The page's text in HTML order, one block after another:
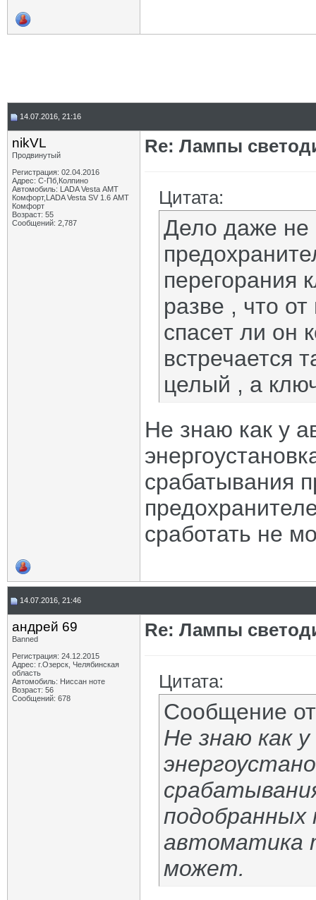
14.07.2016, 21:16
nikVL
Продвинутый
Регистрация: 02.04.2016
Адрес: С-Пб,Колпино
Автомобиль: LADA Vesta АМТ
Комфорт,LADA Vesta SV 1.6 АМТ
Комфорт
Возраст: 55
Сообщений: 2,787
Re: Лампы
Цитата:
Дело даже не
перегорания
разве , что
спасет ли он
встречается
целый , а
Не знаю как у
срабатывания
сработать не
14.07.2016, 21:46
андрей 69
Banned
Регистрация: 24.12.2015
Адрес: г.Озерск, Челябинская
область
Автомобиль: Ниссан ноте
Возраст: 56
Сообщений: 678
Re: Лампы
Цитата:
Сообщение
Не знаю как
подобранных
автоматика
может.